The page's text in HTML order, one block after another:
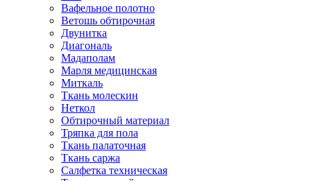
Вафельное полотно
Ветошь обтирочная
Двунитка
Диагональ
Мадаполам
Марля медицинская
Миткаль
Ткань молескин
Неткол
Обтирочный материал
Тряпка для пола
Ткань палаточная
Ткань саржа
Салфетка техническая